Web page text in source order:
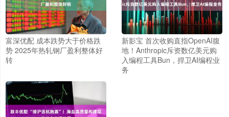
富深优配 成本跌势大于价格跌
势 2025年热轧钢厂盈利整体好
转
新影宝 首次收购直指OpenAI腹
地！Anthropic斥资数亿美元购
入编程工具Bun，捍卫AI编程业
务